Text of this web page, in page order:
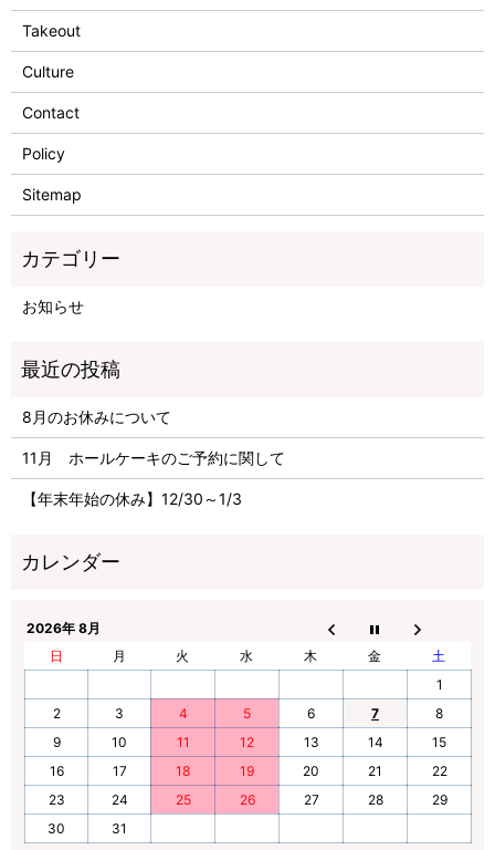
Takeout
Culture
Contact
Policy
Sitemap
お知らせ
8月のお休みについて
11月 ホールケーキのご予約に関して
【年末年始の休み】12/30～1/3
2026年 8月
日
月 火 水 木 金
土
1
2
3 4 5 6 7
8
9
10 11 12 13 14
15
16
17 18 19 20 21
22
23
24 25 26 27 28
29
30
31